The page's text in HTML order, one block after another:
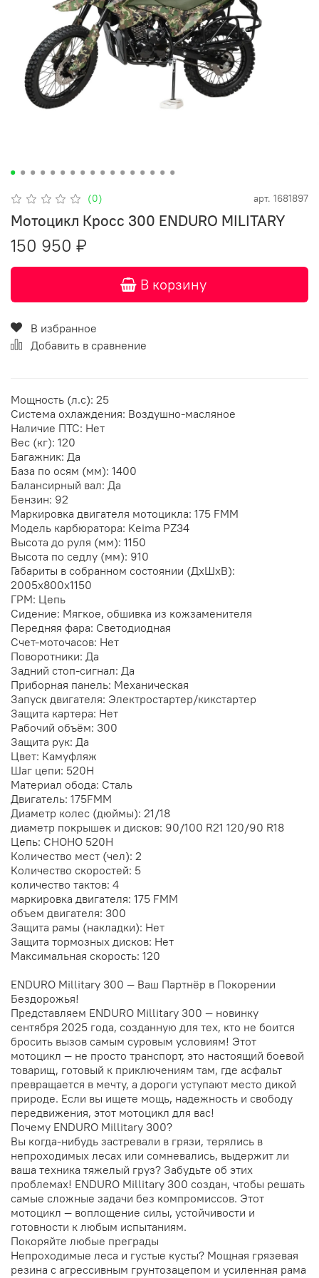
(0) арт. 1681897
Мотоцикл Кросс 300 ENDURO MILITARY
150 950 ₽
В корзину
В избранное
Добавить в сравнение
Мощность (л.с): 25
Система охлаждения: Воздушно-масляное
Наличие ПТС: Нет
Вес (кг): 120
Багажник: Да
База по осям (мм): 1400
Балансирный вал: Да
Бензин: 92
Маркировка двигателя мотоцикла: 175 FMM
Модель карбюратора: Keima PZ34
Высота до руля (мм): 1150
Высота по седлу (мм): 910
Габариты в собранном состоянии (ДхШхВ):
2005х800х1150
ГРМ: Цепь
Сидение: Мягкое, обшивка из кожзаменителя
Передняя фара: Светодиодная
Счет-моточасов: Нет
Поворотники: Да
Задний стоп-сигнал: Да
Приборная панель: Механическая
Запуск двигателя: Электростартер/кикстартер
Защита картера: Нет
Рабочий объём: 300
Защита рук: Да
Цвет: Камуфляж
Шаг цепи: 520H
Материал обода: Сталь
Двигатель: 175FMM
Диаметр колес (дюймы): 21/18
диаметр покрышек и дисков: 90/100 R21 120/90 R18
Цепь: CHOHO 520H
Количество мест (чел): 2
Количество скоростей: 5
количество тактов: 4
маркировка двигателя: 175 FMM
объем двигателя: 300
Защита рамы (накладки): Нет
Защита тормозных дисков: Нет
Максимальная скорость: 120
ENDURO Millitary 300 — Ваш Партнёр в Покорении
Бездорожья!
Представляем ENDURO Millitary 300 — новинку
сентября 2025 года, созданную для тех, кто не боится
бросить вызов самым суровым условиям! Этот
мотоцикл — не просто транспорт, это настоящий боевой
товарищ, готовый к приключениям там, где асфальт
превращается в мечту, а дороги уступают место дикой
природе. Если вы ищете мощь, надежность и свободу
передвижения, этот мотоцикл для вас!
Почему ENDURO Millitary 300?
Вы когда-нибудь застревали в грязи, терялись в
непроходимых лесах или сомневались, выдержит ли
ваша техника тяжелый груз? Забудьте об этих
проблемах! ENDURO Millitary 300 создан, чтобы решать
самые сложные задачи без компромиссов. Этот
мотоцикл — воплощение силы, устойчивости и
готовности к любым испытаниям.
Покоряйте любые преграды
Непроходимые леса и густые кусты? Мощная грязевая
резина с агрессивным грунтозацепом и усиленная рама